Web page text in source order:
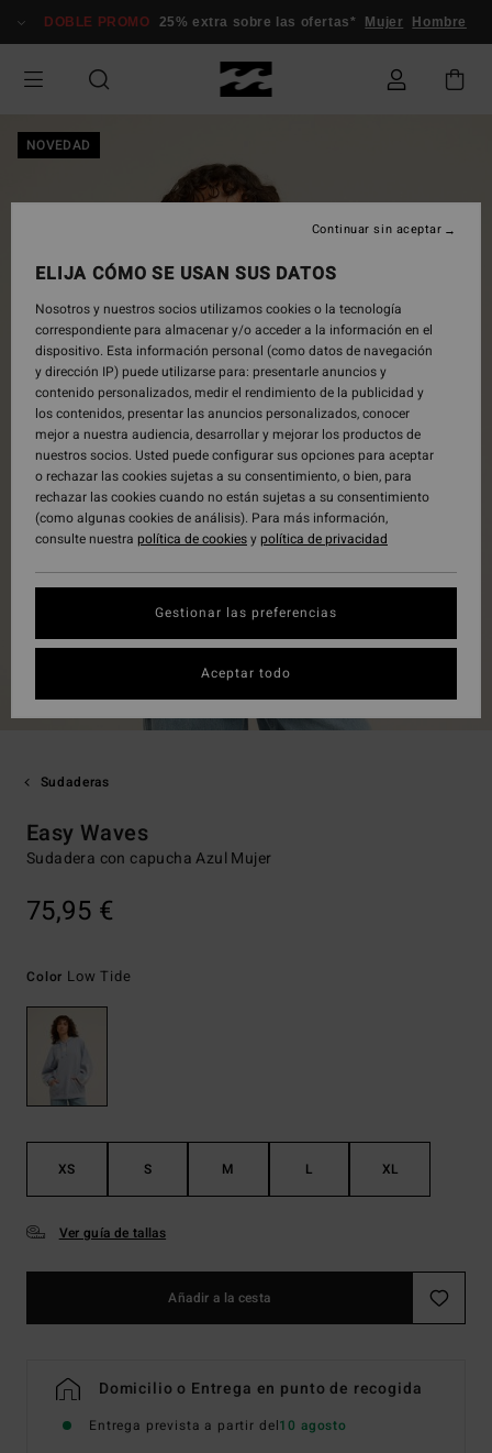
información
DOBLE PROMO 25% extra sobre las ofertas* Mujer Hombre
NOVEDAD
Sudaderas
Easy Waves
Sudadera con capucha Azul Mujer
75,95 €
Color Low Tide
XS S M L XL
Ver guía de tallas
Añadir a la cesta
Domicilio o Entrega en punto de recogida
Entrega prevista a partir del10 agosto
ELIJA CÓMO SE USAN SUS DATOS
Nosotros y nuestros socios utilizamos cookies o la tecnología
correspondiente para almacenar y/o acceder a la información en el
dispositivo. Esta información personal (como datos de navegación
y dirección IP) puede utilizarse para: presentarle anuncios y
contenido personalizados, medir el rendimiento de la publicidad y
los contenidos, presentar las anuncios personalizados, conocer
mejor a nuestra audiencia, desarrollar y mejorar los productos de
nuestros socios. Usted puede configurar sus opciones para aceptar
o rechazar las cookies sujetas a su consentimiento, o bien, para
rechazar las cookies cuando no están sujetas a su consentimiento
(como algunas cookies de análisis). Para más información,
consulte nuestra política de cookiesypolítica de privacidad
Gestionar las preferencias
Continuar sin aceptar
Aceptar todo